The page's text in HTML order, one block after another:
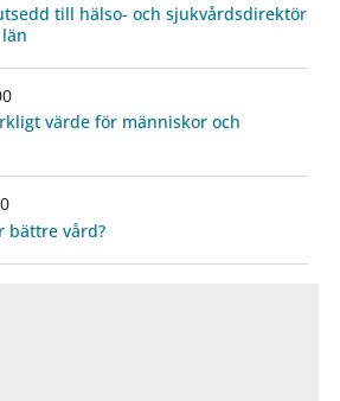
till hälso- och sjukvårdsdirektör
värde för människor och
bättre vård?